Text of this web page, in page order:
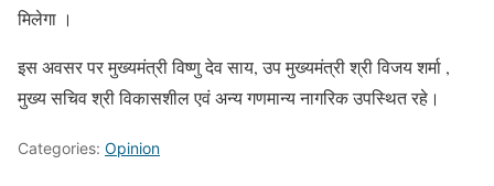
मिलेगा ।
इस अवसर पर मुख्यमंत्री विष्णु देव साय, उप मुख्यमंत्री श्री विजय शर्मा ,
मुख्य सचिव श्री विकासशील एवं अन्य गणमान्य नागरिक उपस्थित रहे।
Categories: Opinion